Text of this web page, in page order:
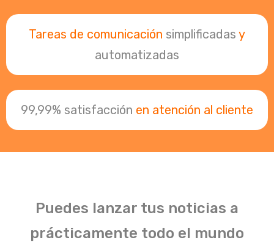
Tareas de comunicación simplificadas y
automatizadas
99,99% satisfacción en atención al cliente
Puedes lanzar tus noticias a
prácticamente todo el mundo